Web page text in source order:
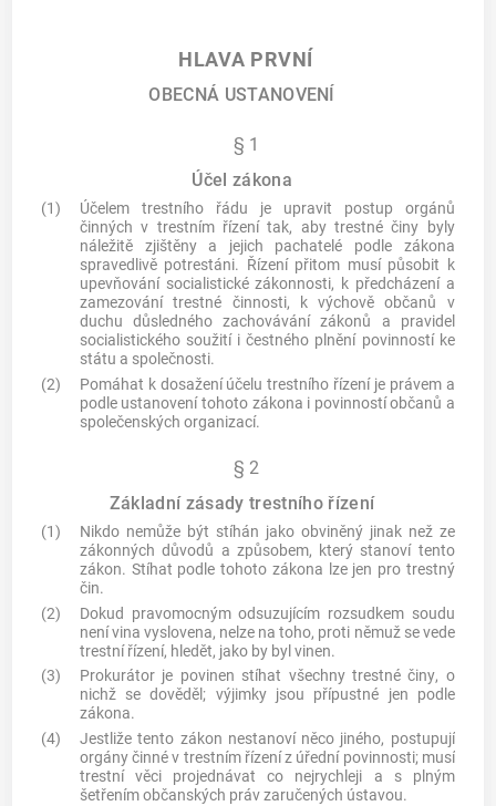
HLAVA PRVNÍ
OBECNÁ USTANOVENÍ
§ 1
Účel zákona
(1)
Účelem trestního řádu je upravit postup orgánů
činných v trestním řízení tak, abytrestné činy byly
náležitě zjištěny a jejich pachatelé podle zákona
spravedlivě potrestáni. Řízení přitom musí působit k
upevňování socialistické zákonnosti, k předcházení a
zamezování trestné činnosti, k výchově občanů v
duchu důsledného zachovávání zákonů a pravidel
socialistického soužití i čestného plnění povinností ke
státu a společnosti.
(2)
Pomáhat k dosažení účelu trestního řízení je právem a
podle ustanovení tohoto zákona i povinností občanů a
společenských organizací.
§ 2
Základní zásady trestního řízení
(1)
Nikdo nemůže být stíhán jako obviněný jinak než ze
zákonných důvodů a způsobem, který stanoví tento
zákon. Stíhat podle tohoto zákona lze jen pro trestný
čin.
(2)
Dokud pravomocným odsuzujícím rozsudkem soudu
není vina vyslovena, nelze na toho, proti němuž se vede
trestní řízení, hledět, jako by byl vinen.
(3)
Prokurátor je povinen stíhat všechny trestné činy, o
nichž se dověděl; výjimky jsou přípustné jen podle
zákona.
(4)
Jestliže tento zákon nestanoví něco jiného, postupují
orgány činné v trestním řízení z úřední povinnosti; musí
trestní věci projednávat co nejrychleji a s plným
šetřením občanských práv zaručených ústavou.